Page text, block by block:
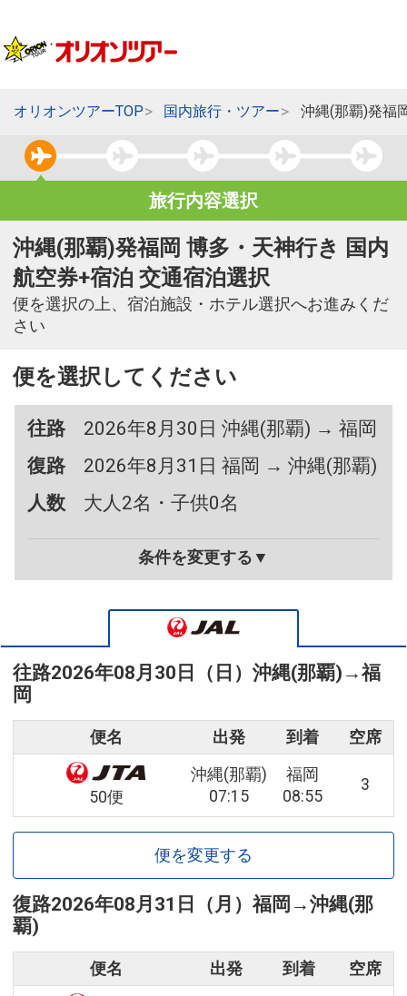
オリオンツアーTOP 国内旅行・ツアー 沖縄(那覇)発福
旅行内容選択
沖縄(那覇)発福岡 博多・天神行き 国内
航空券+宿泊 交通宿泊選択
便を選択の上、宿泊施設・ホテル選択へお進みくだ
さい
便を選択してください
往路
2026年8月30日 沖縄(那覇) → 福岡
復路
2026年8月31日 福岡 → 沖縄(那覇)
人数
大人2名・子供0名
条件を変更する▼
往路2026年08月30日（日） 沖縄(那覇) →福
岡
便名 出発 到着 空席
50便
沖縄(那覇)
07:15
福岡
08:55
3
便を変更する
復路2026年08月31日（月）福岡 →沖縄(那
覇)
便名 出発 到着 空席